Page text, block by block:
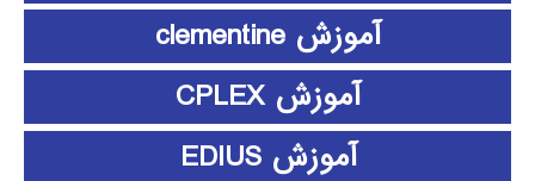
آموزش clementine
آموزش CPLEX
آموزش EDIUS